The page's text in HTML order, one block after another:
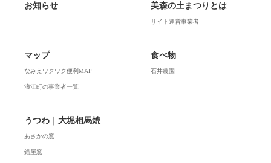
お知らせ 美森の土まつりとは
サイト運営事業者
マップ
なみえワクワク便利MAP
浪江町の事業者一覧
食べ物
石井農園
うつわ｜大堀相馬焼
あさかの窯
錨屋窯